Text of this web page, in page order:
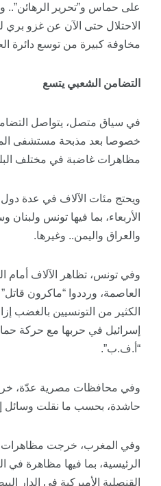
على حماس و”تحرير الرهائن”..
الاحتلال حتى الآن عن غزو بري
مخاوفة كبيرة من توسع دائرة
التضامن الشعبي يتسع
في سياق متصل، يتواصل
خصوصا بعد مذبحة مستشفى
مظاهرات غاضبة في مختلف
ويحتج مئات الآلاف في عدة
الأربعاء، بما فيها تونس
والعراق واليمن.. وغيرها.
وفي تونس، تظاهر الآلاف أمام
العاصمة، ورددوا “ماكرون
الكثير من التونسيين بالغضب
إسرائيل في حربها مع حركة
“أ.ف.ب”.
وفي محافظات مصرية عدّة،
حاشدة، بحسب ما نقلت وسائل
وفي المغرب، خرجت
الرئيسية، بما فيها مظاهرة
القنصلية الأميركية في الدار